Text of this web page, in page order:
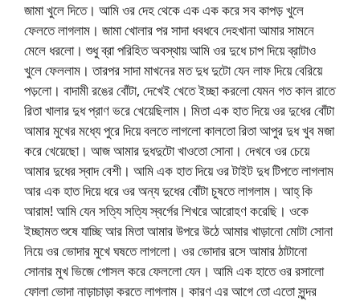
জামা খুলে দিতে। আমি ওর দেহ থেকে এক এক করে সব কাপড় খুলে
ফেলতে লাগলাম। জামা খোলার পর সাদা ধবধবে দেহখানা আমার সামনে
মেলে ধরলো। শুধু ব্রা পরিহিত অবস্থায় আমি ওর দুধে চাপ দিয়ে ব্রাটাও
খুলে ফেললাম। তারপর সাদা মাখনের মত দুধ দুটো যেন লাফ দিয়ে বেরিয়ে
পড়লো। বাদামী রঙের বোঁটা, দেখেই খেতে ইচ্ছা করলো যেমন গত কাল রাতে
রিতা খালার দুধ প্রাণ ভরে খেয়েছিলাম। মিতা এক হাত দিয়ে ওর দুধের বোঁটা
আমার মুখের মধ্যে পুরে দিয়ে বলতে লাগলো কালতো রিতা আপুর দুধ খুব মজা
করে খেয়েছো। আজ আমার দুধদুটো খাওতো সোনা। দেখবে ওর চেয়ে
আমার দুধের স্বাদ বেশী। আমি এক হাত দিয়ে ওর টাইট দুধ টিপতে লাগলাম
আর এক হাত দিয়ে ধরে ওর অন্য দুধের বোঁটা চুষতে লাগলাম। আহ্ কি
আরাম! আমি যেন সত্যি সত্যি স্বর্গের শিখরে আরোহণ করেছি। ওকে
ইচ্ছামত শুষে যাচ্ছি আর মিতা আমার উপরে উঠে আমার খাড়ানো মোটা সোনা
নিয়ে ওর ভোদার মুখে ঘষতে লাগলো। ওর ভোদার রসে আমার ঠাটানো
সোনার মুখ ভিজে গোসল করে ফেললো যেন। আমি এক হাতে ওর রসালো
ফোলা ভোদা নাড়াচাড়া করতে লাগলাম। কারণ এর আগে তো এতো সুন্দর